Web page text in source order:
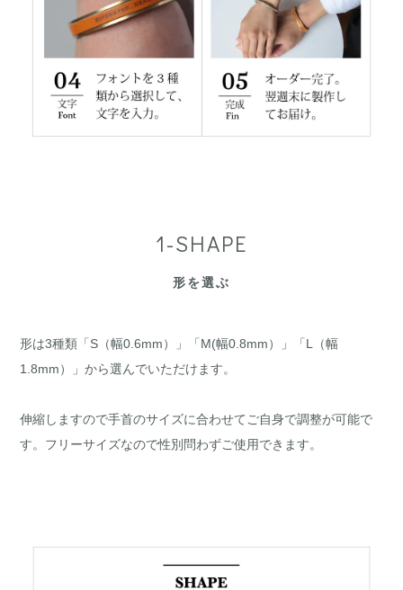
1-SHAPE
形を選ぶ
形は3種類「S（幅0.6mm）」「M(幅0.8mm）」「L（幅
1.8mm）」から選んでいただけます。
伸縮しますので手首のサイズに合わせてご自身で調整が可能で
す。フリーサイズなので性別問わずご使用できます。